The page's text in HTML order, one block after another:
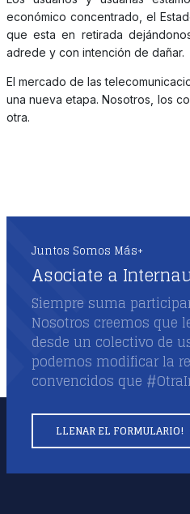
económico concentrado, el
que esta en retirada
adrede y con intención de dañar.
El mercado de las
una nueva etapa. Nosotros, los
otra.
Juntos Somos Más+
Asociate a
Siempre suma
Nosotros creemos que
desde un colectivo de
podemos modificar la
convencidos que
LLENAR EL FORMULARIO!